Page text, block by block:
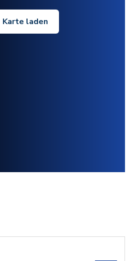
Karte laden